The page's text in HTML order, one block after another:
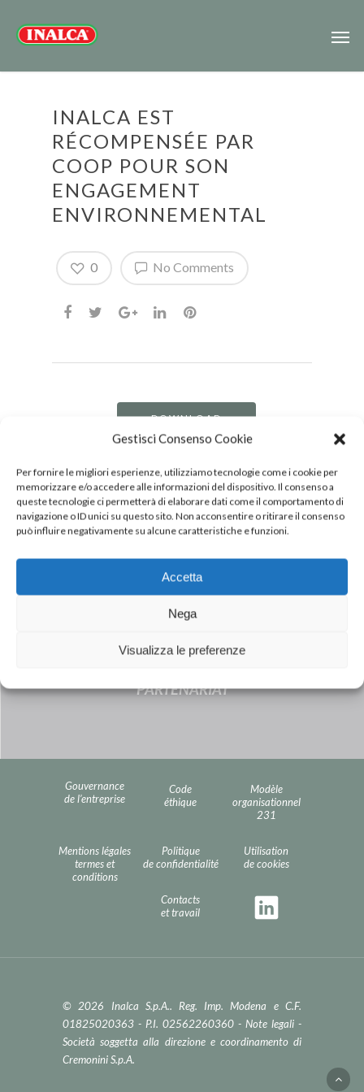
Gestisci Consenso Cookie
Per fornire le migliori esperienze, utilizziamo tecnologie come i cookie per
memorizzare e/o accedere alle informazioni del dispositivo. Il consenso a
queste tecnologie ci permetterà di elaborare dati come il comportamento di
navigazione o ID unici su questo sito. Non acconsentire o ritirare il consenso
può influire negativamente su alcune caratteristiche e funzioni.
Accetta
Nega
Visualizza le preferenze
INALCA EST
RÉCOMPENSÉE PAR
COOP POUR SON
ENGAGEMENT
ENVIRONNEMENTAL
No Comments
0
DOWNLOAD
PDF
INALCA : CREMONINI ET JBS
PARTENARIAT
Gouvernance
de l’entreprise
Code
éthique
Modèle
organisationnel
231
Mentions légales
termes et
conditions
Politique
de confidentialité
Utilisation
de cookies
Contacts
et travail
© 2026 Inalca S.p.A.. Reg. Imp. Modena e C.F.
01825020363 - P.I. 02562260360 - Note legali-
Società soggetta alla direzione e coordinamento di
Cremonini S.p.A.